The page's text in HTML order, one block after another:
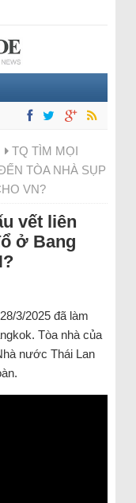
TQ TÌM MỌI
TÒA NHÀ SỤP
VN?
vết liên
ở Bang
3/2025 đã làm
Tòa nhà của
nước Thái Lan